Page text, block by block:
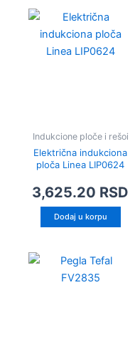
Indukcione ploče i rešoi
Električna indukciona
ploča Linea LIP0624
3,625.20 RSD
Dodaj u korpu